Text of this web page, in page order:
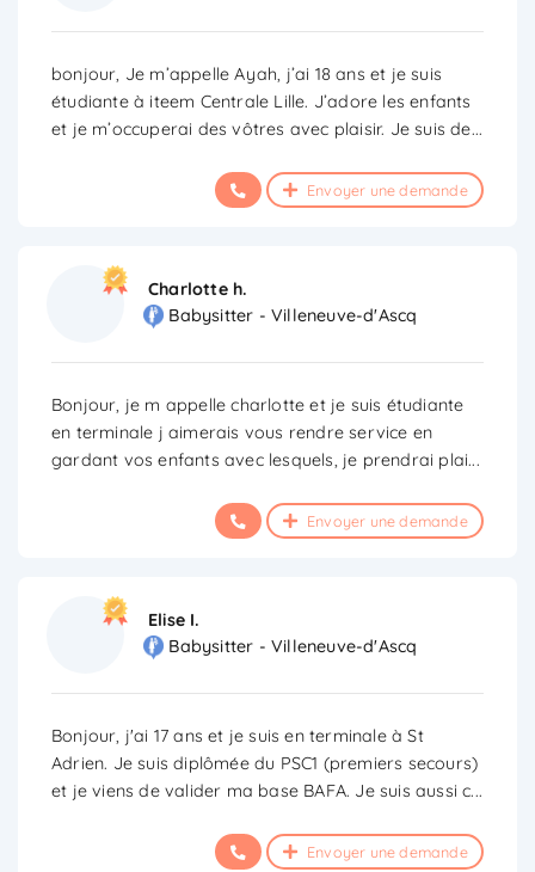
bonjour, Je m’appelle Ayah, j’ai 18 ans et je suis
étudiante à iteem Centrale Lille. J’adore les enfants
et je m’occuperai des vôtres avec plaisir. Je suis de...
Envoyer une demande
Charlotte h.
Babysitter - Villeneuve-d'Ascq
Bonjour, je m appelle charlotte et je suis étudiante
en terminale j aimerais vous rendre service en
gardant vos enfants avec lesquels, je prendrai plai...
Envoyer une demande
Elise I.
Babysitter - Villeneuve-d'Ascq
Bonjour, j'ai 17 ans et je suis en terminale à St
Adrien. Je suis diplômée du PSC1 (premiers secours)
et je viens de valider ma base BAFA. Je suis aussi c...
Envoyer une demande